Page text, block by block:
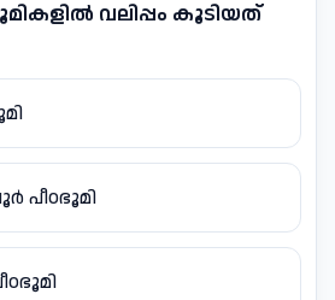
വലിപ്പം കൂടിയത്
പീഠഭൂമി